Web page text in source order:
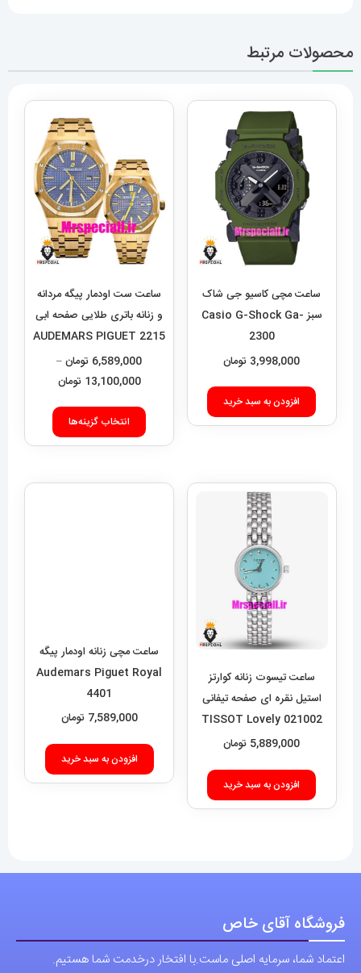
محصولات مرتبط
ساعت مچی کاسیو جی شاک
سبز Casio G-Shock Ga-
2300
3,998,000 تومان
افزودن به سبد خرید
ساعت ست اودمار پیگه مردانه
و زنانه باتری طلایی صفحه ابی
2215 AUDEMARS PIGUET
ROYAL
6,589,000 تومان–
13,100,000 تومانمحدوده
تا
انتخاب گزینه‌ها
این
محصول
انواع
است
در
انتخاب
شوند
ساعت تیسوت زنانه کوارتز
استیل نقره ای صفحه تیفانی
021002 TISSOT Lovely
5,889,000 تومان
افزودن به سبد خرید
4401
7,589,000
افزودن به سبد خرید
فروشگاه آقای خاص
اعتماد شما، سرمایه اصلی ماست.با افتخار درخدمت شما هستیم.